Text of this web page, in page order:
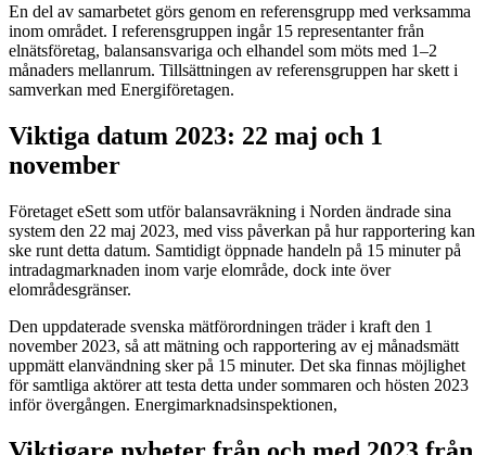
En del av samarbetet görs genom en referensgrupp med verksamma
inom området. I referensgruppen ingår 15 representanter från
elnätsföretag, balansansvariga och elhandel som möts med 1–2
månaders mellanrum. Tillsättningen av referensgruppen har skett i
samverkan med Energiföretagen.
Viktiga datum 2023: 22 maj och 1
november
Företaget eSett som utför balansavräkning i Norden ändrade sina
system den 22 maj 2023, med viss påverkan på hur rapportering kan
ske runt detta datum. Samtidigt öppnade handeln på 15 minuter på
intradagmarknaden inom varje elområde, dock inte över
elområdesgränser.
Den uppdaterade svenska mätförordningen träder i kraft den 1
november 2023, så att mätning och rapportering av ej månadsmätt
uppmätt elanvändning sker på 15 minuter. Det ska finnas möjlighet
för samtliga aktörer att testa detta under sommaren och hösten 2023
inför övergången. Energimarknadsinspektionen,